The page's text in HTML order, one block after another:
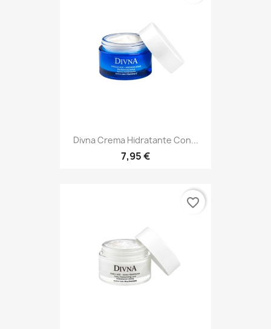
Divna Crema Hidratante Con...
7,95 €
favorite_border